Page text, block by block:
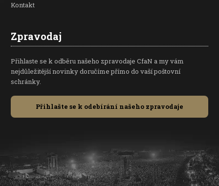
Kontakt
Zpravodaj
Přihlaste se k odběru našeho zpravodaje CfaN a my vám
nejdůležitější novinky doručíme přímo do vaší poštovní
schránky.
Přihlašte se k odebírání našeho zpravodaje